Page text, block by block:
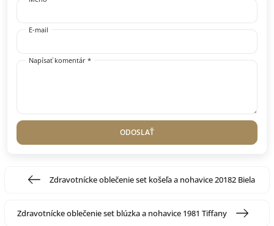
E-mail
Napísať komentár *
ODOSLAŤ
Zdravotnícke oblečenie set košeľa a nohavice 20182 Biela
Zdravotnícke oblečenie set blúzka a nohavice 1981 Tiffany